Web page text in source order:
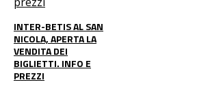
INTER-BETIS AL SAN
NICOLA, APERTA LA
VENDITA DEI
BIGLIETTI. INFO E
PREZZI